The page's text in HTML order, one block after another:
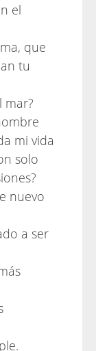
el
que
tu
mar?
mi vida
solo
nuevo
a ser